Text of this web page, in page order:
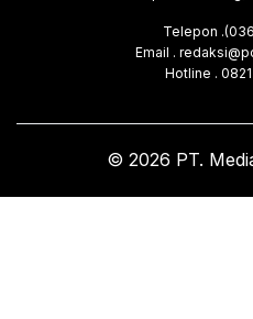
Telepon
Email .
Hotline .
© 2026 PT.